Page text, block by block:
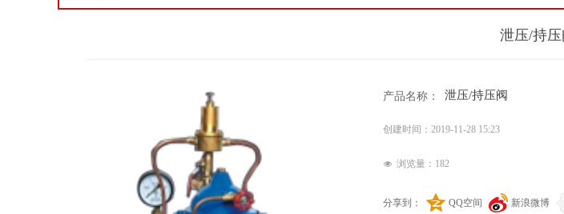
泄压/持压
泄压/持压阀
넶 浏览量： 182
创建时间： 2019-11-28 15:23
产品名称：
分享到： QQ空间 新浪微博